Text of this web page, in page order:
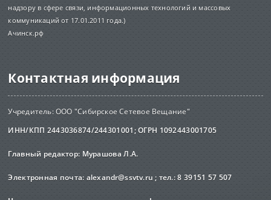
надзору в сфере связи, информационных технологий и массовых
коммуникаций от 17.01.2011 года.)
Ачинск.рф
Контактная информация
Учредитель: ООО "Сибирское Сетевое Вещание"
ИНН/КПП 2443036874/244301001; ОГРН 1092443001705
Главный редактор: Мурашова Л.А.
Электронная почта: alexandr@ssvtv.ru; тел.: 8 39151 57 507